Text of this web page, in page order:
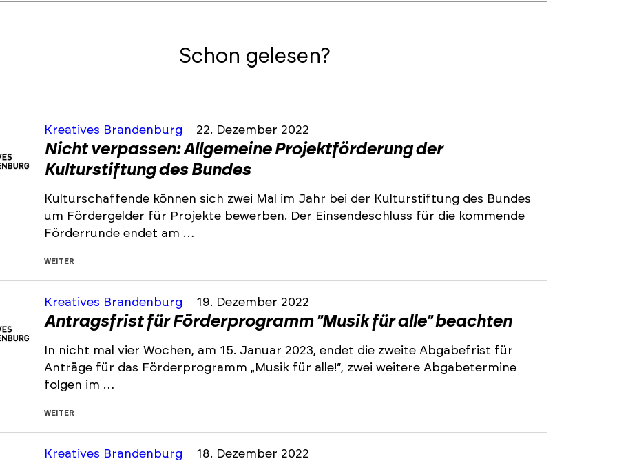
Schon gelesen?
Kreatives Brandenburg 22. Dezember 2022
Nicht verpassen: Allgemeine Projektförderung der
Kulturstiftung des Bundes
Kulturschaffende können sich zwei Mal im Jahr bei der Kulturstiftung des Bundes
um Fördergelder für Projekte bewerben. Der Einsendeschluss für die kommende
Förderrunde endet am …
WEITER
Kreatives Brandenburg 19. Dezember 2022
Antragsfrist für Förderprogramm "Musik für alle" beachten
In nicht mal vier Wochen, am 15. Januar 2023, endet die zweite Abgabefrist für
Anträge für das Förderprogramm „Musik für alle!“, zwei weitere Abgabetermine
folgen im …
WEITER
Kreatives Brandenburg 18. Dezember 2022